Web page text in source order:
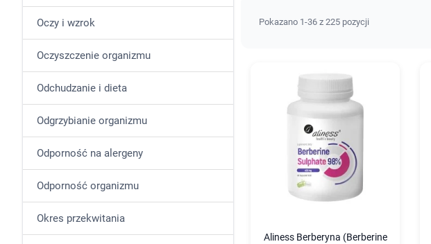
Oczy i wzrok
Oczyszczenie organizmu
Odchudzanie i dieta
Odgrzybianie organizmu
Odporność na alergeny
Odporność organizmu
Okres przekwitania
Pokazano 1-36 z 225 pozycji
Aliness Berberyna (Berberine